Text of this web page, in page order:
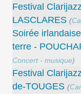
Festival
LASCLARES (
Soirée
terre -
Concert - musique)
Festival
de-TOUGES (